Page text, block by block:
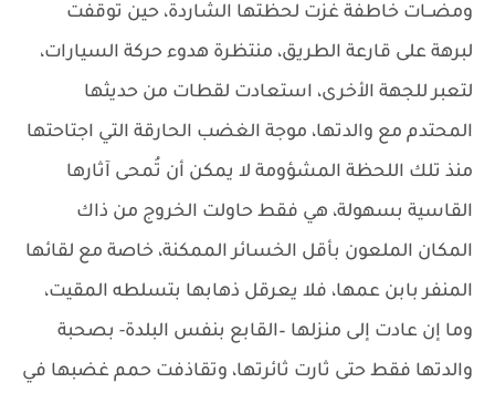
ومضــات خاطفة غزت لحظتها الشاردة، حين توقفت
لبرهة على قارعة الطريق، منتظرة هدوء حركة السيارات،
لتعبر للجهة الأخرى، استعادت لقطات من حديثها
المحتدم مع والدتها، موجة الغضب الحارقة التي اجتاحتها
منذ تلك اللحظة المشؤومة لا يمكن أن تُمحى آثارها
القاسية بسهولة، هي فقط حاولت الخروج من ذاك
المكان الملعون بأقل الخسائر الممكنة، خاصة مع لقائها
المنفر بابن عمها، فلا يعرقل ذهابها بتسلطه المقيت،
وما إن عادت إلى منزلها –القابع بنفس البلدة- بصحبة
والدتها فقط حتى ثارت ثائرتها، وتقاذفت حمم غضبها في